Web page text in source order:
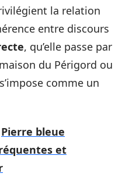
la relation
entre discours
, qu’elle passe par
du Périgord ou
comme un
Pierre bleue
et